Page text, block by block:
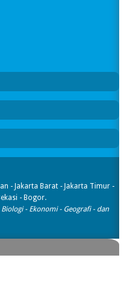
- Jakarta Barat - Jakarta Timur -
- Bogor.
- Ekonomi - Geografi​ - dan